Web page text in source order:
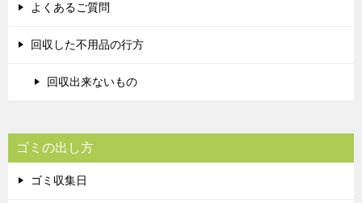
よくあるご質問
回収した不用品の行方
回収出来ないもの
ゴミの出し方
ゴミ収集日